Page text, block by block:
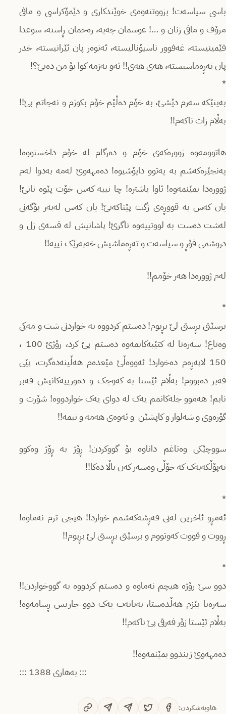
باسی سیاسەت! بزووتنەوەی خوێندکاری و دێمۆکراسی و مافی
مرۆڤ و مافی ژنان و …! عوسمان چەپە، رەحمان ڕاستە، سوعدا
فێمینیستە، غەفوور ناسیۆنالیستە، ئەنوەر پان ئێرانیستە، خدر
پان تەڕەماشیستە، هەی هەی!! ئەو بەزمه کوا بۆ من دەبێ؟!
*
بەینێکە سەرم دێشێ، بە خۆم دەڵێم خۆم بکوژم و نەجاتم بێ!!
بەڵام زات ناکەم!!
هاتوومە‌وە ژوورەکەی خۆم و دەرگام لە خۆم داخستووە!
پەنجێرەکەشم بە پەتوو داپۆشیوه!‌ دەمهەوێ لەمە‌ بەدوا لەم
ژوورەدا بمێنمەوە! ئاوا باشترە! چا نییە کەس خۆت پێوە نانێ!
یان کەس بە قووڕەی زگت پێناکەنێ! ‌یان کەس لەبەر بۆگەنی
لەشت دەست بە لووتییەوە ناگرێ! پاشانیش لە قسەی زل و
دروشمی قۆڕ و سیاسەت و تەڕەماشیش خەبەرێک نییە!!
لەم ژوورەدا هەر خۆمم!!
*
برسێتی بڕستی لێ ‌بڕیوم! دەستم کردووە بە خواردنی شت و مەکی
وەتاغ! سەرەتا لە کتێبەکانمەوه دەستم پێ کرد، رۆژێ 100 ،
150 لاپەڕەم دەخوارد! ‌ئەووەڵێ مێعدەم هەڵینەدەگرت، پێی
قەبز دەبووم! بەڵام ئێستا بە کەوچک و دەورییەکانیش قەبز
نابم! هەموو جلەکانمم یەک لە دوای یەک خواردووە! شۆرت و
گۆرەوی و شەلوار و کاپشێن و ئەوەی هەمە و نیمە!!
سووچێکی وەتاغم داناوه بۆ گووکردن! ڕۆژ بە ڕۆژ وەکوو
تەپۆڵکەیەک کە خۆڵی وەسەر کەن باڵا دەکا!!
*
ئەمڕو ئاخرین لەتی فەڕشەکەشمم خوارد!! ‌هیچی ترم نەماوه!
ڕووت و قووت کەوتووم و برسێتی بڕستی لێ بڕیوم!!
*
دوو سێ رۆژە هیچم نەماوە و دەستم کردووە بە گووخواردن!!
سەرەتا بێزم هەڵدەستا، تەنانەت یەک دوو جاریش ڕشامەوه!
بەڵام ئێستا زۆر فەرقی پێ ناکەم!!
دەمهەوێ زیندوو بمێنمەوە!!
::: بەهاری 1388 :::
هاوبەشکردن: